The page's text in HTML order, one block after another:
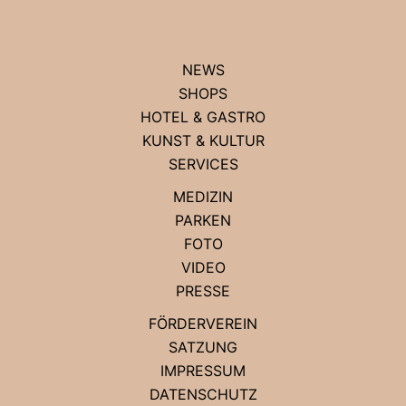
NEWS
SHOPS
HOTEL & GASTRO
KUNST & KULTUR
SERVICES
MEDIZIN
PARKEN
FOTO
VIDEO
PRESSE
FÖRDERVEREIN
SATZUNG
IMPRESSUM
DATENSCHUTZ